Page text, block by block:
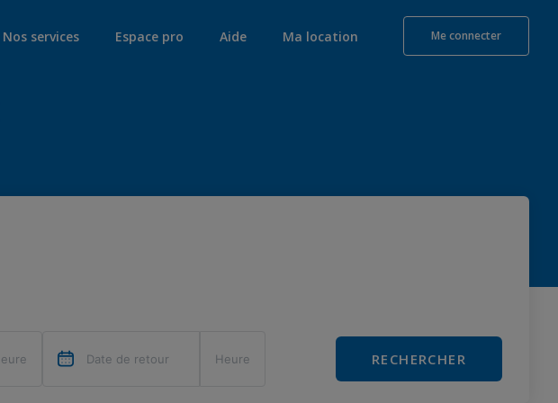
Nos services Espace pro Aide Ma location Me connecter
RECHERCHER